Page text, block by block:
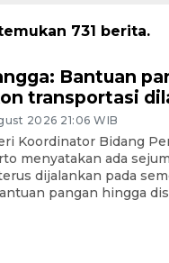
731 berita.
Bantuan
transportasi
2026 21:06 WIB
Koordinator Bidang
menyatakan ada
dijalankan pada
pangan hingga